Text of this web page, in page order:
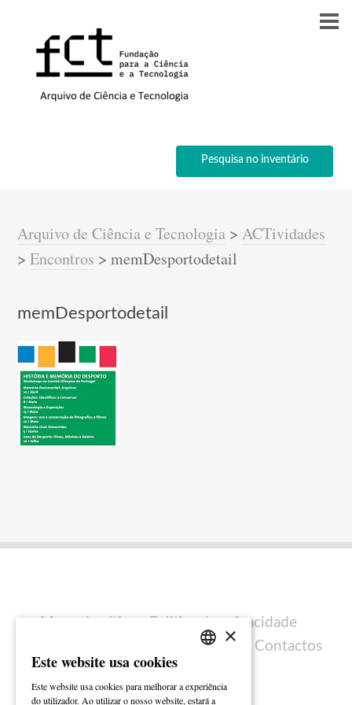
Pesquisa no inventário
Arquivo de Ciência e Tecnologia >ACTividades
>Encontros >memDesportodetail
memDesportodetail
Mapa do sítio
Política de privacidade
Ficha técnica Contactos
ENGLISH
×
Este website usa cookies
Este website usa cookies para melhorar a experiência
do utilizador. Ao utilizar o nosso website, estará a